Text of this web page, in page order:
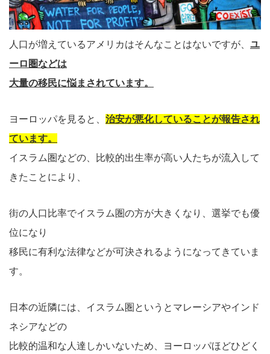
人口が増えているアメリカはそんなことはないですが、 ユ
ーロ圏などは
大量の移民に悩まされています。
ヨーロッパを見ると、 治安が悪化していることが報告され
ています。
イスラム圏などの、比較的出生率が高い人たちが流入して
きたことにより、
街の人口比率でイスラム圏の方が大きくなり、選挙でも優
位になり
移民に有利な法律などが可決されるようになってきていま
す。
日本の近隣には、イスラム圏というとマレーシアやインド
ネシアなどの
比較的温和な人達しかいないため、ヨーロッパほどひどく